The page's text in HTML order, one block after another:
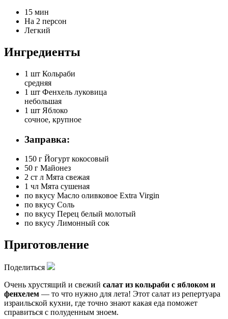
15 мин
На 2 персон
Легкий
Ингредиенты
1 шт Кольраби
средняя
1 шт Фенхель луковица
небольшая
1 шт Яблоко
сочное, крупное
Заправка:
150 г Йогурт кокосовый
50 г Майонез
2 ст л Мята свежая
1 чл Мята сушеная
по вкусу Масло оливковое Extra Virgin
по вкусу Соль
по вкусу Перец белый молотый
по вкусу Лимонный сок
Приготовление
Поделиться
Очень хрустящий и свежий салат из кольраби с яблоком и
фенхелем — то что нужно для лета! Этот салат из репертуара
израильской кухни, где точно знают какая еда поможет
справиться с полуденным зноем.